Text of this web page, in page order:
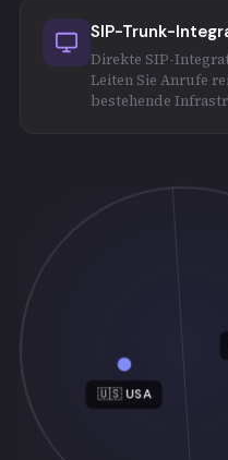
SIP-Trunk-
Direkte SIP-
Leiten Sie Anrufe
bestehende
🇺🇸 USA